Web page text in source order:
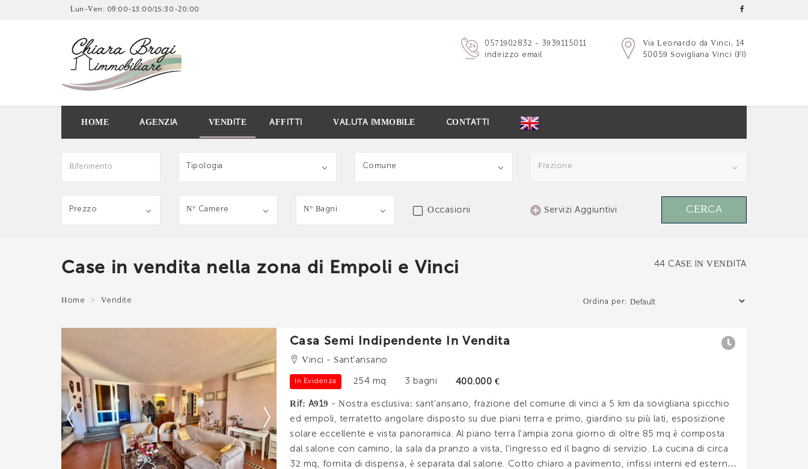
Lun-Ven: 09:00-13:00/15:30-20:00
0571902832 - 3939115011
indirizzo email
Via Leonardo da Vinci, 14
50059 Sovigliana Vinci (FI)
HOME AGENZIA VENDITE AFFITTI VALUTA IMMOBILE CONTATTI
Tipologia Comune Frazione
Prezzo N° Camere N° Bagni Occasioni Servizi Aggiuntivi CERCA
Case in vendita nella zona di Empoli e Vinci 44 CASE IN VENDITA
Home Vendite Ordina per:
Ti interessa?
Contatta
--------------------
Vedi tutti i dettagli
Casa Semi Indipendente In Vendita
Vinci - Sant'ansano
In Evidenza 254 mq 3 bagni 400.000 €
Rif: A919 - Nostra esclusiva: sant'ansano, frazione del comune di vinci a 5 km da sovigliana spicchio
ed empoli, terratetto angolare disposto su due piani terra e primo, giardino su più lati, esposizione
solare eccellente e vista panoramica. Al piano terra l'ampia zona giorno di oltre 85 mq è composta
dal salone con camino, la sala da pranzo a vista, l'ingresso ed il bagno di servizio. La cucina di circa
32 mq, fornita di dispensa, è separata dal salone. Cotto chiaro a pavimento, infissi interni ed esterni
Immobiliare Chiara Brogi
0571 902832
*Il tuo telefono
*Il tuo nome
Ho letto, compreso e accettato itermini e condizioni.